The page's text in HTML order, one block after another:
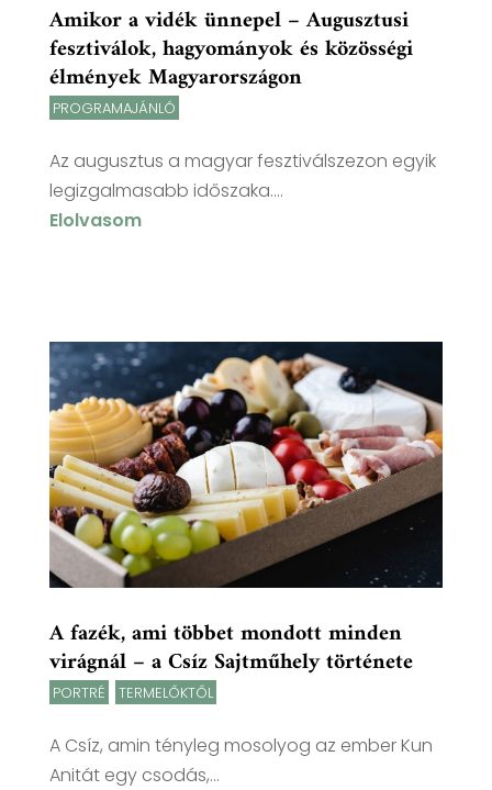
Amikor a vidék ünnepel – Augusztusi
fesztiválok, hagyományok és közösségi
élmények Magyarországon
PROGRAMAJÁNLÓ
Az augusztus a magyar fesztiválszezon egyik
legizgalmasabb időszaka....
Elolvasom
A fazék, ami többet mondott minden
virágnál – a Csíz Sajtműhely története
PORTRÉ TERMELŐKTŐL
A Csíz, amin tényleg mosolyog az ember Kun
Anitát egy csodás,...